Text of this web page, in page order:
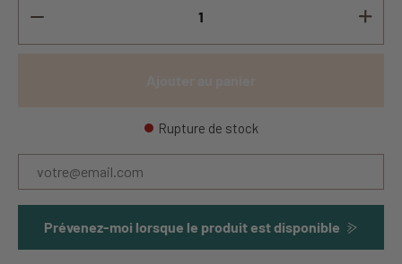
Rupture de stock
Prévenez-moi lorsque le produit est disponible